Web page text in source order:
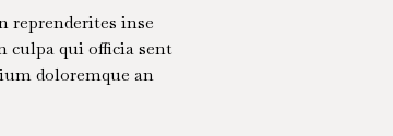
reprenderites inse
culpa qui officia sent
doloremque an